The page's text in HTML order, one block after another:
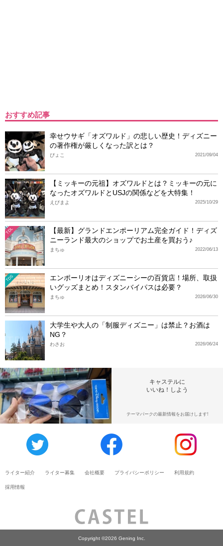
おすすめ記事
幸せウサギ「オズワルド」の悲しい歴史！ディズニー
の著作権が厳しくなった訳とは？
2021/09/04
ぴょこ
【ミッキーの元祖】オズワルドとは？ミッキーの元に
なったオズワルドとUSJの関係などを大特集！
2025/10/29
えびまよ
TDL
【最新】グランドエンポーリアム完全ガイド！ディズ
ニーランド最大のショップでお土産を買おう♪
2022/06/13
まちゅ
TDS
エンポーリオはディズニーシーの百貨店！場所、取扱
いグッズまとめ！スタンバイパスは必要？
2026/06/30
まちゅ
大学生や大人の「制服ディズニー」は禁止？お酒は
NG？
2026/06/24
わさお
キャステルに
いいね！しよう
テーマパークの最新情報をお届けします!
ライター紹介 ライター募集 会社概要 プライバシーポリシー 利用規約
採用情報
Copyright ©2026 Gening Inc.